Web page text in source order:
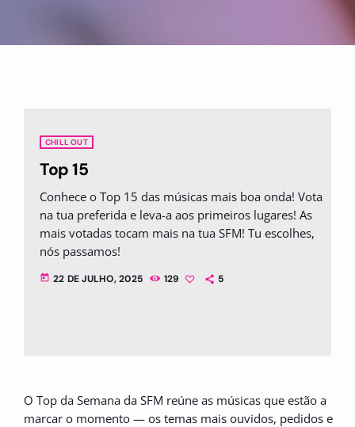
CHILL OUT
Top 15
Conhece o Top 15 das músicas mais boa onda! Vota
na tua preferida e leva-a aos primeiros lugares! As
mais votadas tocam mais na tua SFM! Tu escolhes,
nós passamos!
today 22 DE JULHO, 2025 129 5
O Top da Semana da SFM reúne as músicas que estão a
marcar o momento — os temas mais ouvidos, pedidos e